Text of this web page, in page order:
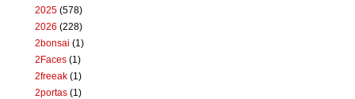
2025 (578)
2026 (228)
2bonsai (1)
2Faces (1)
2freeak (1)
2portas (1)